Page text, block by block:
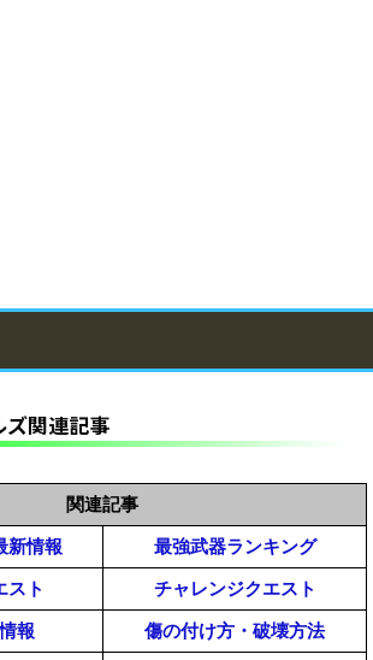
ズ関連記事
関連記事
新情報
最強武器ランキング
スト
チャレンジクエスト
報
傷の付け方・破壊方法